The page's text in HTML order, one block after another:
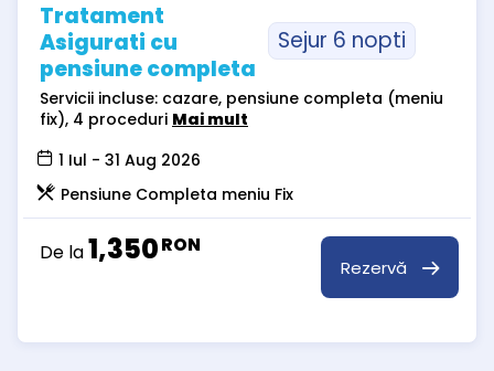
Tratament
Asigurati cu
pensiune completa
Sejur 6 nopti
Servicii incluse: cazare, pensiune completa (meniu
fix), 4 proceduri Mai mult
1 Iul - 31 Aug 2026
Pensiune Completa meniu Fix
De la1,350RON
Rezervă